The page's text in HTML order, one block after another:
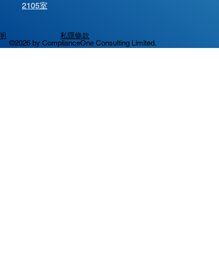
©2026 by ComplianceOne Consulting Limited.
2105室
私隱條款